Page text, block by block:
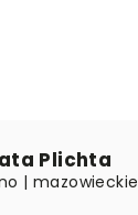
Plichta
| mazowieckie